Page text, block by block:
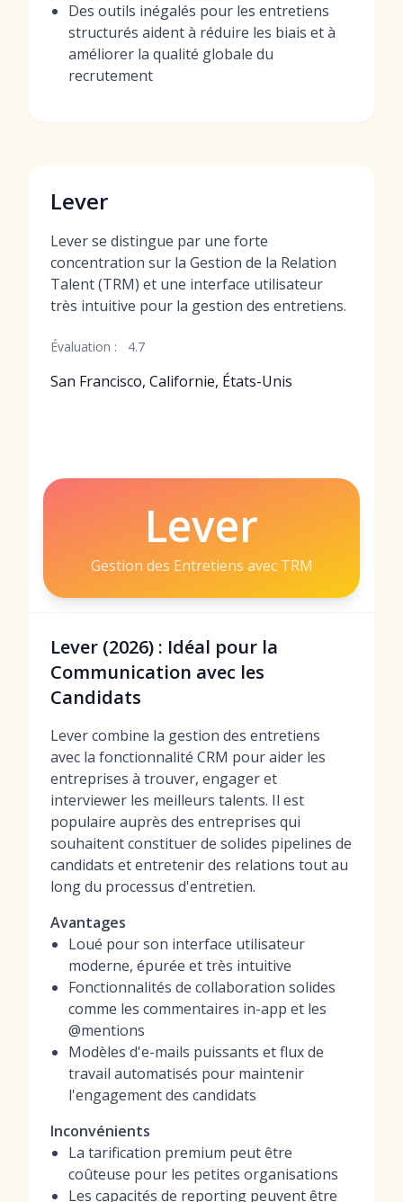
Des outils inégalés pour les entretiens
structurés aident à réduire les biais et à
améliorer la qualité globale du
recrutement
Lever
Lever se distingue par une forte
concentration sur la Gestion de la Relation
Talent (TRM) et une interface utilisateur
très intuitive pour la gestion des entretiens.
Évaluation : 4.7
San Francisco, Californie, États-Unis
Lever
Gestion des Entretiens avec TRM
Lever (2026) : Idéal pour la
Communication avec les
Candidats
Lever combine la gestion des entretiens
avec la fonctionnalité CRM pour aider les
entreprises à trouver, engager et
interviewer les meilleurs talents. Il est
populaire auprès des entreprises qui
souhaitent constituer de solides pipelines de
candidats et entretenir des relations tout au
long du processus d'entretien.
Avantages
Loué pour son interface utilisateur
moderne, épurée et très intuitive
Fonctionnalités de collaboration solides
comme les commentaires in-app et les
@mentions
Modèles d'e-mails puissants et flux de
travail automatisés pour maintenir
l'engagement des candidats
Inconvénients
La tarification premium peut être
coûteuse pour les petites organisations
Les capacités de reporting peuvent être